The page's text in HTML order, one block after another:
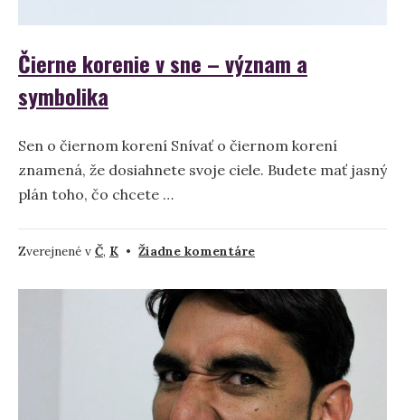
Čierne korenie v sne – význam a
symbolika
Sen o čiernom korení Snívať o čiernom korení
znamená, že dosiahnete svoje ciele. Budete mať jasný
plán toho, čo chcete …
Zverejnené v Č, K • Žiadne komentárena
korenie
v
sne
–
význam
a
symbolika